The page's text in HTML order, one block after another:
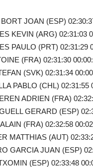
JOAN (ESP)
KEVIN (ARG) 02:31:03
PAULO (PRT) 02:31:29
(FRA) 02:31:30
(SVK) 02:31:34
PABLO (CHL) 02:31:55
ADRIEN (FRA)
GERARD (ESP)
(FRA) 02:32:58
MATTHIAS (AUT)
GARCIA JUAN (ESP)
(ESP) 02:33:48